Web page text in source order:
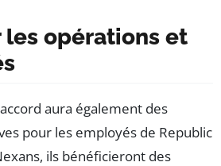
les opérations et
aura également des
pour les employés de Republic
ils bénéficieront des